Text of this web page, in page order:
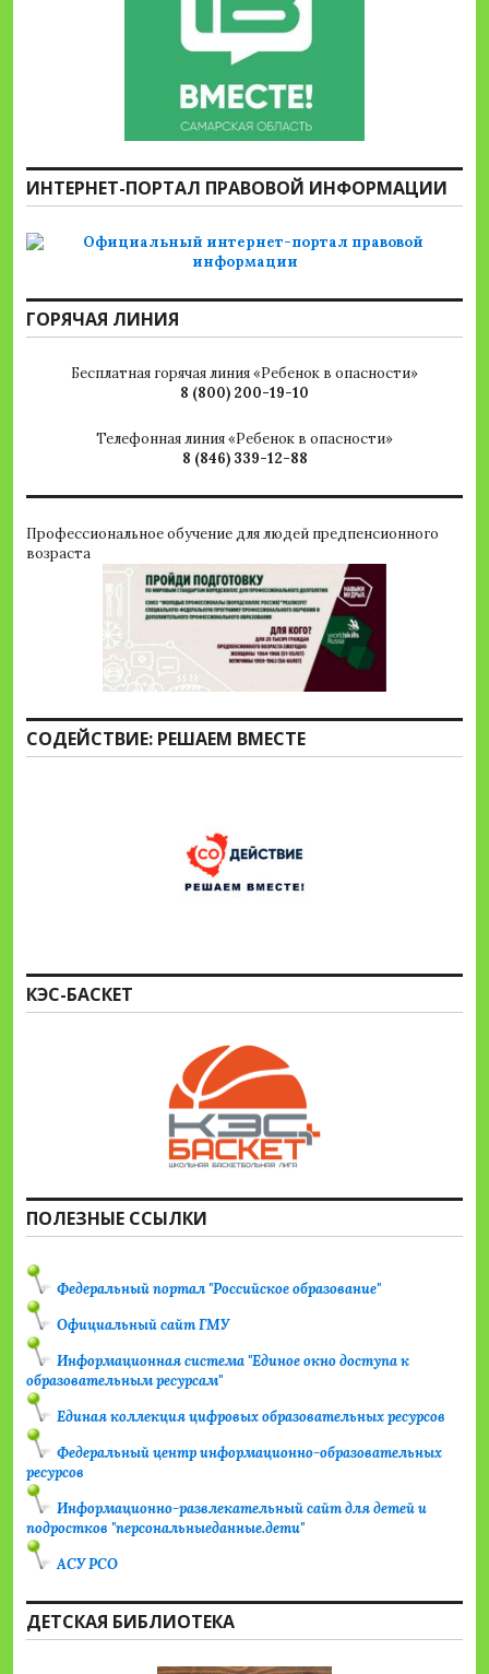
ИНТЕРНЕТ-ПОРТАЛ ПРАВОВОЙ ИНФОРМАЦИИ
ГОРЯЧАЯ ЛИНИЯ
Бесплатная горячая линия «Ребенок в опасности»
8 (800) 200-19-10
Телефонная линия «Ребенок в опасности»
8 (846) 339-12-88
Профессиональное обучение для людей предпенсионного
возраста
СОДЕЙСТВИЕ: РЕШАЕМ ВМЕСТЕ
КЭС-БАСКЕТ
ПОЛЕЗНЫЕ ССЫЛКИ
Федеральный портал "Российское образование"
Официальный сайт ГМУ
Информационная система "Единое окно доступа к
образовательным ресурсам"
Единая коллекция цифровых образовательных ресурсов
Федеральный центр информационно-образовательных
ресурсов
Информационно-развлекательный сайт для детей и
подростков "персональныеданные.дети"
АСУ РСО
ДЕТСКАЯ БИБЛИОТЕКА